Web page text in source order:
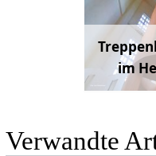
im
Verwandte